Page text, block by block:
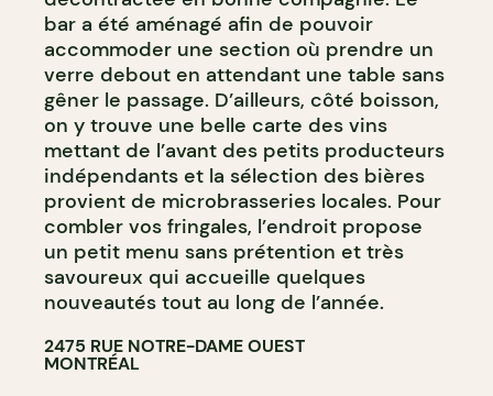
bar a été aménagé afin de pouvoir
accommoder une section où prendre un
verre debout en attendant une table sans
gêner le passage. D’ailleurs, côté boisson,
on y trouve une belle carte des vins
mettant de l’avant des petits producteurs
indépendants et la sélection des bières
provient de microbrasseries locales. Pour
combler vos fringales, l’endroit propose
un petit menu sans prétention et très
savoureux qui accueille quelques
nouveautés tout au long de l’année.
2475 RUE NOTRE-DAME OUEST
MONTRÉAL